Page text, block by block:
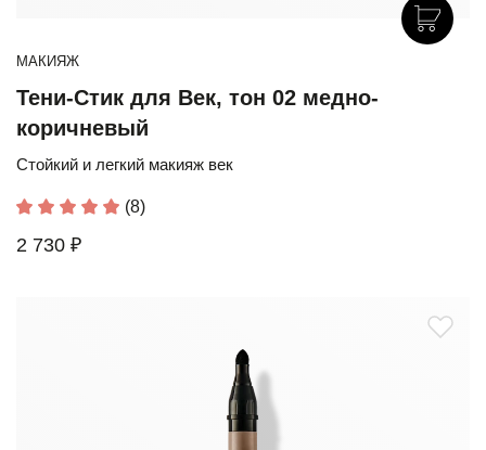
МАКИЯЖ
Тени-Стик для Век, тон 02 медно-
коричневый
Стойкий и легкий макияж век
(8)
2 730 ₽